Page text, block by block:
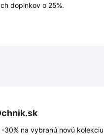
doplnkov o 25%.
na vybranú novú